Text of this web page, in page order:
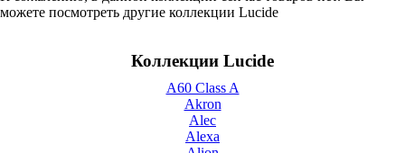
можете посмотреть другие коллекции Lucide
Коллекции Lucide
A60 Class A
Akron
Alec
Alexa